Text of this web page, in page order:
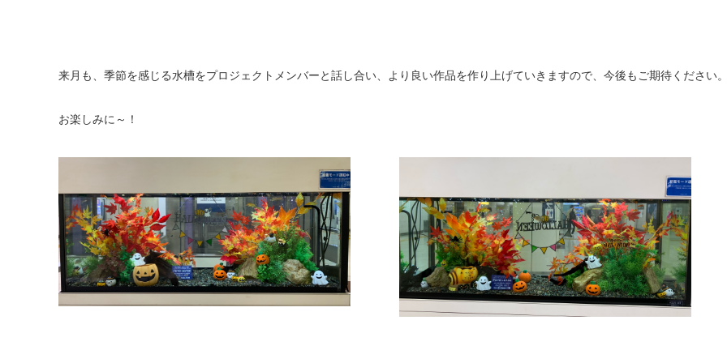
来月も、季節を感じる水槽をプロジェクトメンバーと話し合い、より良い作品を作り上げていきますので、今後もご期待ください
お楽しみに～！